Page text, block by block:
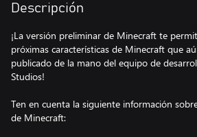
Descripción
¡La versión preliminar de Minecraft te
próximas características de Minecraft que
publicado de la mano del equipo de
Studios!
Ten en cuenta la siguiente información
de Minecraft: